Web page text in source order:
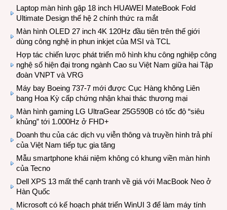
Laptop màn hình gập 18 inch HUAWEI MateBook Fold
Ultimate Design thế hệ 2 chính thức ra mắt
Màn hình OLED 27 inch 4K 120Hz đầu tiên trên thế giới
dùng công nghệ in phun inkjet của MSI và TCL
Hợp tác chiến lược phát triển mô hình khu công nghiệp công
nghệ số hiện đại trong ngành Cao su Việt Nam giữa hai Tập
đoàn VNPT và VRG
Máy bay Boeing 737-7 mới được Cục Hàng không Liên
bang Hoa Kỳ cấp chứng nhận khai thác thương mại
Màn hình gaming LG UltraGear 25G590B có tốc độ “siêu
khủng” tới 1.000Hz ở FHD+
Doanh thu của các dịch vụ viễn thông và truyền hình trả phí
của Việt Nam tiếp tục gia tăng
Mẫu smartphone khái niệm không có khung viền màn hình
của Tecno
Dell XPS 13 mất thế cạnh tranh về giá với MacBook Neo ở
Hàn Quốc
Microsoft có kế hoạch phát triển WinUI 3 để làm máy tính